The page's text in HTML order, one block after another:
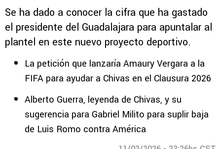
Se ha dado a conocer la cifra que ha gastado
el presidente del Guadalajara para apuntalar al
plantel en este nuevo proyecto deportivo.
La petición que lanzaría Amaury Vergara a la
FIFA para ayudar a Chivas en el Clausura 2026
Alberto Guerra, leyenda de Chivas, y su
sugerencia para Gabriel Milito para suplir baja
de Luis Romo contra América